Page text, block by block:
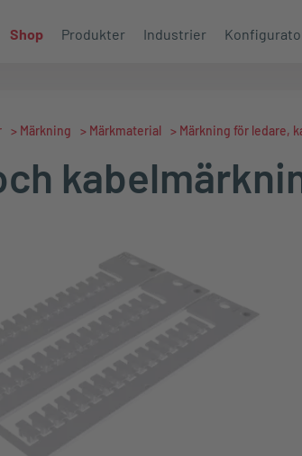
Shop Produkter Industrier
> Märkning > Märkmaterial > Märkning för ledare,